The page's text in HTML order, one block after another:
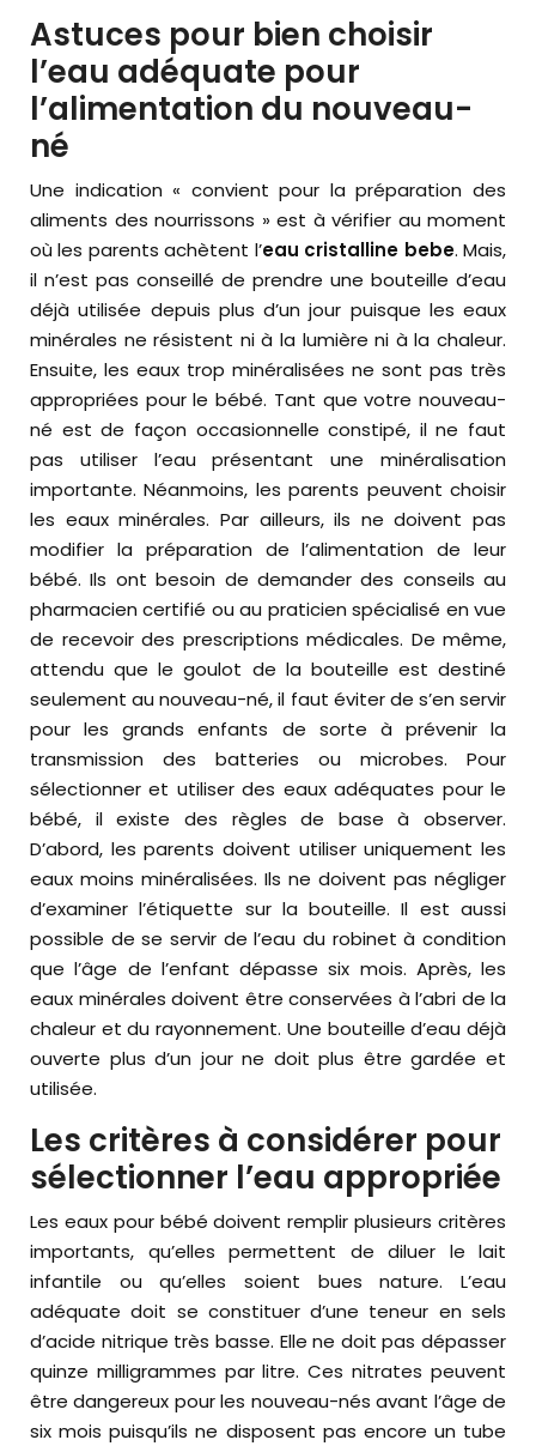
Astuces pour bien choisir
l’eau adéquate pour
l’alimentation du nouveau-
né
Une indication « convient pour la préparation des
aliments des nourrissons » est à vérifier au moment
où les parents achètent l’eau cristalline bebe. Mais,
il n’est pas conseillé de prendre une bouteille d’eau
déjà utilisée depuis plus d’un jour puisque les eaux
minérales ne résistent ni à la lumière ni à la chaleur.
Ensuite, les eaux trop minéralisées ne sont pas très
appropriées pour le bébé. Tant que votre nouveau-
né est de façon occasionnelle constipé, il ne faut
pas utiliser l’eau présentant une minéralisation
importante. Néanmoins, les parents peuvent choisir
les eaux minérales. Par ailleurs, ils ne doivent pas
modifier la préparation de l’alimentation de leur
bébé. Ils ont besoin de demander des conseils au
pharmacien certifié ou au praticien spécialisé en vue
de recevoir des prescriptions médicales. De même,
attendu que le goulot de la bouteille est destiné
seulement au nouveau-né, il faut éviter de s’en servir
pour les grands enfants de sorte à prévenir la
transmission des batteries ou microbes. Pour
sélectionner et utiliser des eaux adéquates pour le
bébé, il existe des règles de base à observer.
D’abord, les parents doivent utiliser uniquement les
eaux moins minéralisées. Ils ne doivent pas négliger
d’examiner l’étiquette sur la bouteille. Il est aussi
possible de se servir de l’eau du robinet à condition
que l’âge de l’enfant dépasse six mois. Après, les
eaux minérales doivent être conservées à l’abri de la
chaleur et du rayonnement. Une bouteille d’eau déjà
ouverte plus d’un jour ne doit plus être gardée et
utilisée.
Les critères à considérer pour
sélectionner l’eau appropriée
Les eaux pour bébé doivent remplir plusieurs critères
importants, qu’elles permettent de diluer le lait
infantile ou qu’elles soient bues nature. L’eau
adéquate doit se constituer d’une teneur en sels
d’acide nitrique très basse. Elle ne doit pas dépasser
quinze milligrammes par litre. Ces nitrates peuvent
être dangereux pour les nouveau-nés avant l’âge de
six mois puisqu’ils ne disposent pas encore un tube